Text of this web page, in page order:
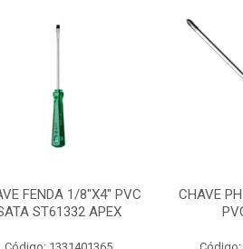
FENDA 1/8"X4" PVC
ST61332 APEX
CHAVE